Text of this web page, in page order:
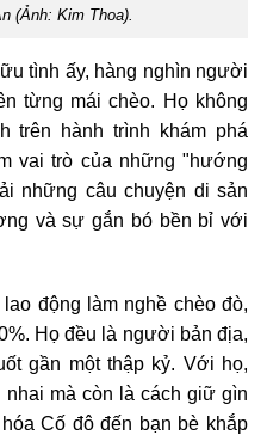
(Ảnh: Kim Thoa).
tình ấy, hàng nghìn người
từng mái chèo. Họ không
trên hành trình khám phá
vai trò của những "hướng
những câu chuyện di sản
và sự gắn bó bền bỉ với
động làm nghề chèo đò,
Họ đều là người bản địa,
gần một thập kỷ. Với họ,
mà còn là cách giữ gìn
Cố đô đến bạn bè khắp